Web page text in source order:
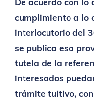
cumplimiento a lo
interlocutorio del
se publica esa
tutela de la
interesados
trámite tuitivo,